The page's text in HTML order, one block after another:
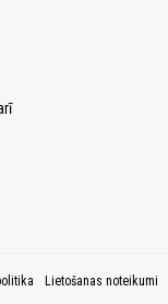
Lietošanas noteikumi